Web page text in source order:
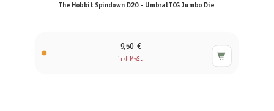
The Hobbit Spindown D20 - Umbral TCG Jumbo Die
9,50 €
inkl. MwSt.